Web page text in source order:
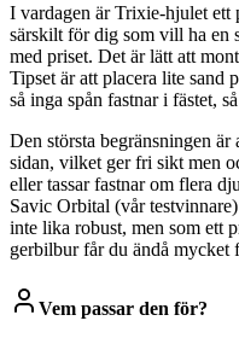
I vardagen är Trixie-hjulet
särskilt för dig som vill ha en
med priset. Det är lätt att
Tipset är att placera lite sand
så inga spån fastnar i fästet,
Den största begränsningen
sidan, vilket ger fri sikt men
eller tassar fastnar om flera
Savic Orbital (vår
inte lika robust, men som ett
gerbilbur får du ändå mycket
Vem passar den för?